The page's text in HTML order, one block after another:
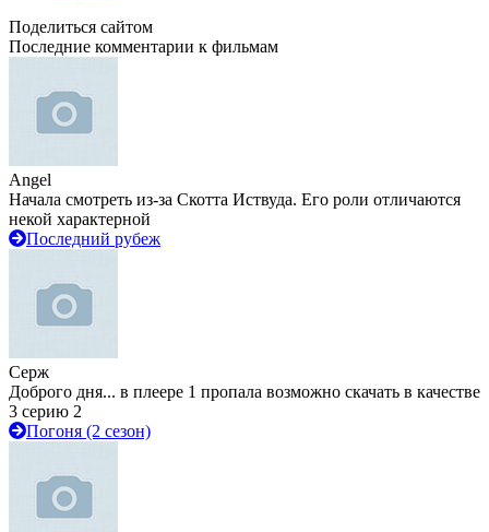
Поделиться сайтом
Последние комментарии к фильмам
Angel
Начала смотреть из-за Скотта Иствуда. Его роли отличаются
некой характерной
Последний рубеж
Серж
Доброго дня... в плеере 1 пропала возможно скачать в качестве
3 серию 2
Погоня (2 сезон)